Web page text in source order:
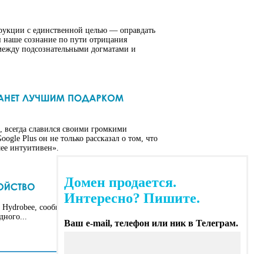
с единственной целью — оправдать
наше сознание по пути отрицания
подсознательными догматами и
славился своими громкими
Plus он не только рассказал о том, что
интуитивен».
сообщает TechCrunch. Особенность
Домен продается.
Интересно? Пишите.
Ваш e-mail, телефон или ник в Телеграм.